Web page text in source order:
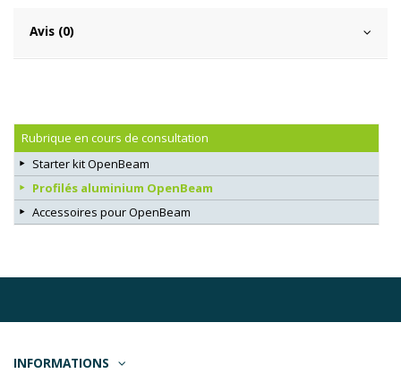
Avis (0)
Rubrique en cours de consultation
Starter kit OpenBeam
Profilés aluminium OpenBeam
Accessoires pour OpenBeam
INFORMATIONS